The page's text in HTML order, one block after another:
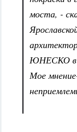
моста, -
ЮНЕСКО в
Мое